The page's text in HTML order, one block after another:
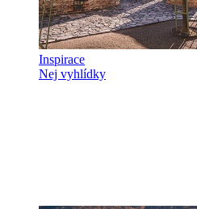
Inspirace
Nej vyhlídky